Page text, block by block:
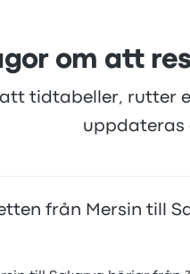
om att
tidtabeller, rutter
uppdateras
från Mersin till